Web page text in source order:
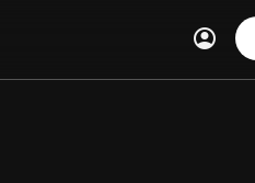
account_circle